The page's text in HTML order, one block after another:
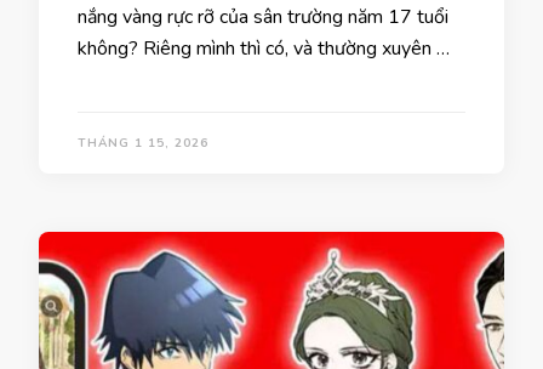
nắng vàng rực rỡ của sân trường năm 17 tuổi
không? Riêng mình thì có, và thường xuyên …
THÁNG 1 15, 2026